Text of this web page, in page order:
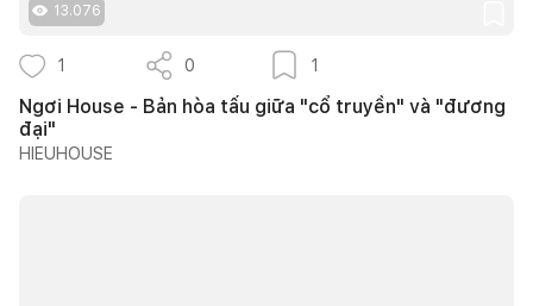
13.076
1 0 1
Ngơi House - Bản hòa tấu giữa "cổ truyền" và "đương
đại"
HIEUHOUSE